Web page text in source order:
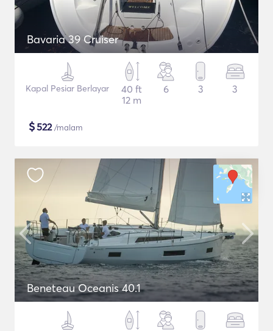
Bavaria 39 Cruiser
Kapal Pesiar Berlayar
40 ft
12 m
6 3 3
$522/malam
Beneteau Oceanis 40.1